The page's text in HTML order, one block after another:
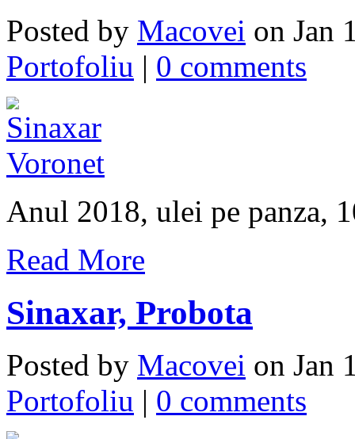
Posted by Macovei on Jan
Portofoliu | 0 comments
Anul 2018, ulei pe panza,
Read More
Sinaxar, Probota
Posted by Macovei on Jan
Portofoliu | 0 comments